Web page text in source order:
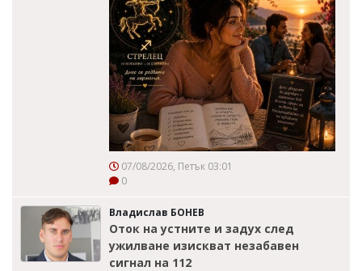
07/08/2026, Петък 03:01
0
Владислав БОНЕВ
Оток на устните и задух след
ужилване изискват незабавен
сигнал на 112